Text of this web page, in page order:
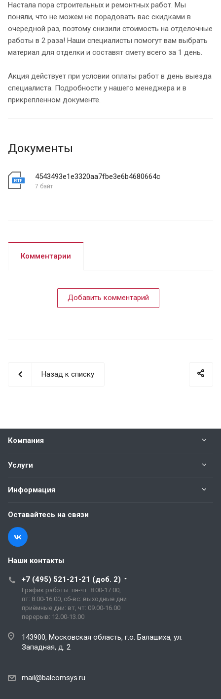
Настала пора строительных и ремонтных работ. Мы
поняли, что не можем не порадовать вас скидками в
очередной раз, поэтому снизили стоимость на отделочные
работы в 2 раза! Наши специалисты помогут вам выбрать
материал для отделки и составят смету всего за 1 день.
Акция действует при условии оплаты работ в день выезда
специалиста. Подробности у нашего менеджера и в
прикрепленном документе.
Документы
4543493e1e3320aa7fbe3e6b4680664c
7 байт
Комментарии
Добавить комментарий
Назад к списку
Компания
Услуги
Информация
Оставайтесь на связи
Наши контакты
+7 (495) 521-21-21 (доб. 2)
График работы: пн-чт: 8.00-17.00,
пт: 8.00-16.00, сб-вс: выходные дни
приёмные дни: вт, чт: 09.00-16.00
перерыв: 12.00-13.00
143900, Московская область, г.о. Балашиха, ул.
Западная, д. 2
mail@balcomsys.ru